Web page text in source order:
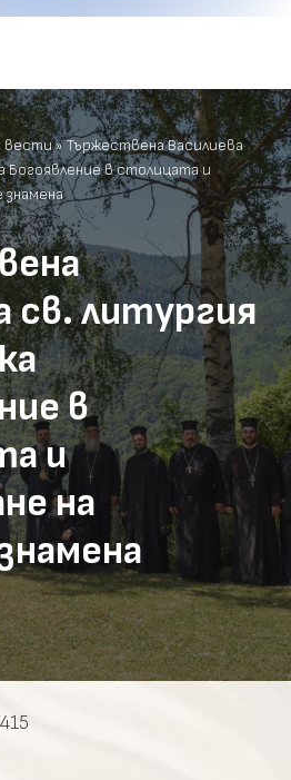
вести»Тържествена Василиева
Богоявление в столицата и
св. литургия
в
и
на